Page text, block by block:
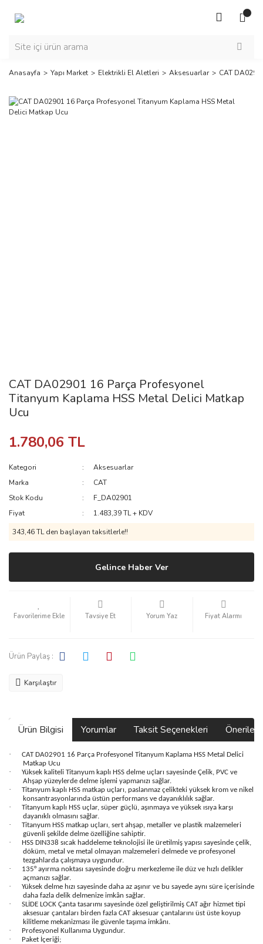
Anasayfa Yapı Market Elektrikli El Aletleri Aksesuarlar CAT
CAT DA02901 16 Parça Profesyonel
Titanyum Kaplama HSS Metal Delici Matkap
Ucu
1.780,06 TL
Kategori
Aksesuarlar
Marka
CAT
Stok Kodu
F_DA02901
Fiyat
1.483,39 TL + KDV
343,46 TL den başlayan taksitlerle!!
Gelince Haber Ver
Tavsiye Et Yorum Yaz Fiyat Alarmı
Ürün Paylaş :
Karşılaştır
Ürün Bilgisi Yorumlar Taksit Seçenekleri
·
CAT DA02901 16 Parça Profesyonel Titanyum Kaplama HSS Metal Delici
Matkap Ucu
·
Yüksek kaliteli Titanyum kaplı HSS delme uçları sayesinde Çelik, PVC ve
Ahşap yüzeylerde delme işlemi yapmanızı sağlar.
·
Titanyum kaplı HSS matkap uçları, paslanmaz çelikteki yüksek krom ve nikel
konsantrasyonlarında üstün performans ve dayanıklılık sağlar.
·
Titanyum kaplı HSS uçlar, süper güçlü, aşınmaya ve yüksek ısıya karşı
dayanıklı olmasını sağlar.
·
Titanyum HSS matkap uçları, sert ahşap, metaller ve plastik malzemeleri
güvenli şekilde delme özelliğine sahiptir.
·
HSS DIN338 sıcak haddeleme teknolojisi ile üretilmiş yapısı sayesinde çelik,
döküm, metal ve metal olmayan malzemeleri delmede ve profesyonel
tezgahlarda çalışmaya uygundur.
·
135° ayırma noktası sayesinde doğru merkezleme ile düz ve hızlı delikler
açmanızı sağlar.
·
Yüksek delme hızı sayesinde daha az aşınır ve bu sayede aynı süre içerisinde
daha fazla delik delmenize imkân sağlar.
·
SLİDE LOCK Çanta tasarımı sayesinde özel geliştirilmiş CAT ağır hizmet tipi
aksesuar çantaları birden fazla CAT aksesuar çantalarını üst üste koyup
kilitleme mekanizması ile güvenle taşıma imkânı.
· Profesyonel Kullanıma Uygundur.
·
Paket İçeriği;